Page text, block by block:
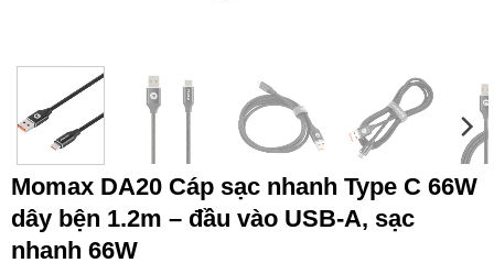
Momax DA20 Cáp sạc nhanh Type C 66W
dây bện 1.2m – đầu vào USB-A, sạc
nhanh 66W